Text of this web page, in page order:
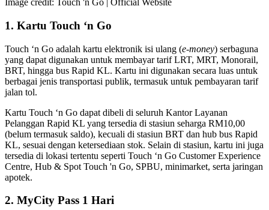
Image credit: Touch 'n Go | Official Website
1. Kartu Touch ‘n Go
Touch ‘n Go adalah kartu elektronik isi ulang (e-money) serbaguna
yang dapat digunakan untuk membayar tarif LRT, MRT, Monorail,
BRT, hingga bus Rapid KL. Kartu ini digunakan secara luas untuk
berbagai jenis transportasi publik, termasuk untuk pembayaran tarif
jalan tol.
Kartu Touch ‘n Go dapat dibeli di seluruh Kantor Layanan
Pelanggan Rapid KL yang tersedia di stasiun seharga RM10,00
(belum termasuk saldo), kecuali di stasiun BRT dan hub bus Rapid
KL, sesuai dengan ketersediaan stok. Selain di stasiun, kartu ini juga
tersedia di lokasi tertentu seperti Touch ‘n Go Customer Experience
Centre, Hub & Spot Touch 'n Go, SPBU, minimarket, serta jaringan
apotek.
2. MyCity Pass 1 Hari